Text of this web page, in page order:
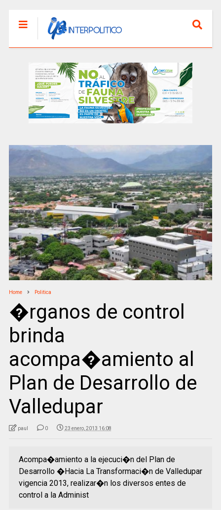
Home Politica
�rganos de control
brinda
acompa�amiento al
Plan de Desarrollo de
Valledupar
paul 0 23 enero, 2013 16:08
Acompa�amiento a la ejecuci�n del Plan de
Desarrollo �Hacia La Transformaci�n de Valledupar
vigencia 2013, realizar�n los diversos entes de
control a la Administ